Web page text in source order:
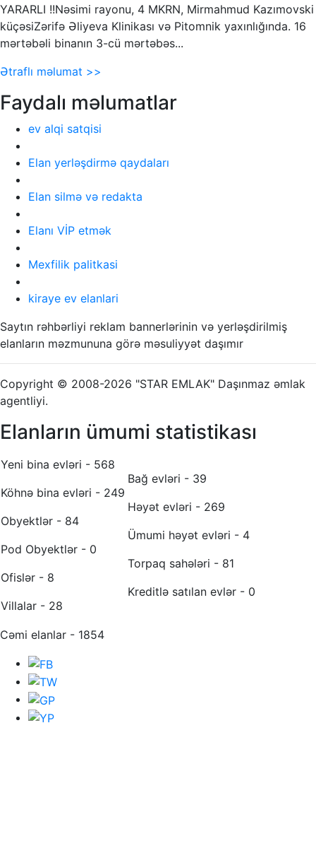
YARARLI !!Nəsimi rayonu, 4 MKRN, Mirmahmud Kazımovski
küçəsiZərifə Əliyeva Klinikası və Pitomnik yaxınlığında. 16
mərtəbəli binanın 3-cü mərtəbəs...
Ətraflı məlumat >>
Faydalı məlumatlar
ev alqi satqisi
Elan yerləşdirmə qaydaları
Elan silmə və redakta
Elanı VİP etmək
Mexfilik palitkasi
kiraye ev elanlari
Saytın rəhbərliyi reklam bannerlərinin və yerləşdirilmiş
elanların məzmununa görə məsuliyyət daşımır
Copyright © 2008-2026 "STAR EMLAK" Daşınmaz əmlak
agentliyi.
Elanların ümumi statistikası
Yeni bina evləri - 568
Köhnə bina evləri - 249
Obyektlər - 84
Pod Obyektlər - 0
Ofislər - 8
Villalar - 28
Bağ evləri - 39
Həyət evləri - 269
Ümumi həyət evləri - 4
Torpaq sahələri - 81
Kreditlə satılan evlər - 0
Cəmi elanlar - 1854